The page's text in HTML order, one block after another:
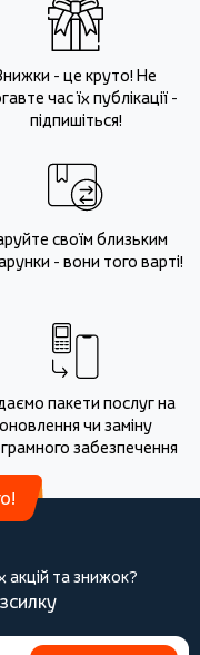
- це круто! Не
час їх публікації -
підпишіться!
своїм близьким
- вони того варті!
пакети послуг на
оновлення чи заміну
забезпечення
акцій та знижок?